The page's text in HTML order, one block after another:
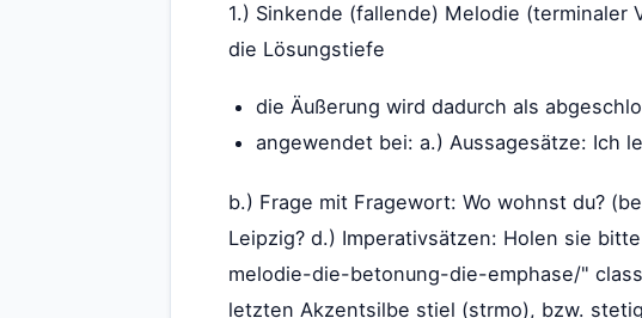
1.) Sinkende (fallende) Melodie
die Lösungstiefe
die Äußerung wird dadurch als
angewendet bei: a.) Aussagesätze: Ich
b.) Frage mit Fragewort: Wo wohnst du?
Leipzig? d.) Imperativsätzen: Holen sie
melodie-die-betonung-die-emphase/"
letzten Akzentsilbe stiel (strmo), bzw.